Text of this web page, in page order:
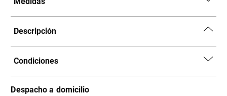
Descripción
Condiciones
Despacho a domicilio